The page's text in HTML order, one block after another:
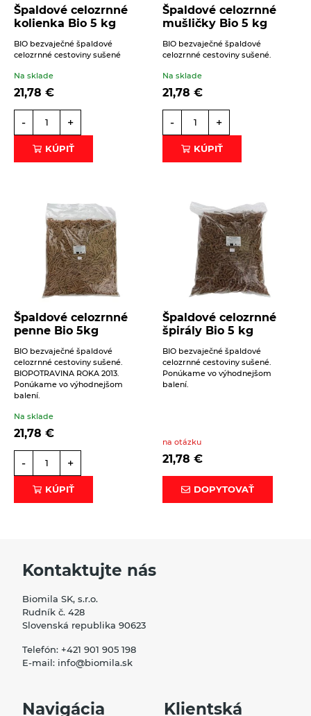
Špaldové celozrnné
kolienka Bio 5 kg
BIO bezvaječné špaldové
celozrnné cestoviny sušené
Na sklade
21,78 €
- +
KÚPIŤ
Špaldové celozrnné
mušličky Bio 5 kg
BIO bezvaječné špaldové
celozrnné cestoviny sušené.
Na sklade
21,78 €
- +
KÚPIŤ
Špaldové celozrnné
penne Bio 5kg
BIO bezvaječné špaldové
celozrnné cestoviny sušené.
BIOPOTRAVINA ROKA 2013.
Ponúkame vo výhodnejšom
balení.
Na sklade
21,78 €
- +
KÚPIŤ
Špaldové celozrnné
špirály Bio 5 kg
BIO bezvaječné špaldové
celozrnné cestoviny sušené.
Ponúkame vo výhodnejšom
balení.
na otázku
21,78 €
DOPYTOVAŤ
Kontaktujte nás
Biomila SK, s.r.o.
Rudník č. 428
Slovenská republika 90623
Telefón: +421 901 905 198
E-mail: info@biomila.sk
Navigácia Klientská